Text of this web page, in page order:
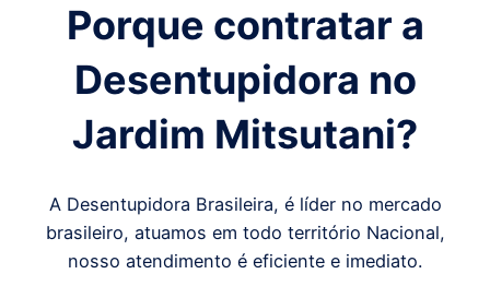
Porque contratar a
Desentupidora no
Jardim Mitsutani?
A Desentupidora Brasileira, é líder no mercado
brasileiro, atuamos em todo território Nacional,
nosso atendimento é eficiente e imediato.